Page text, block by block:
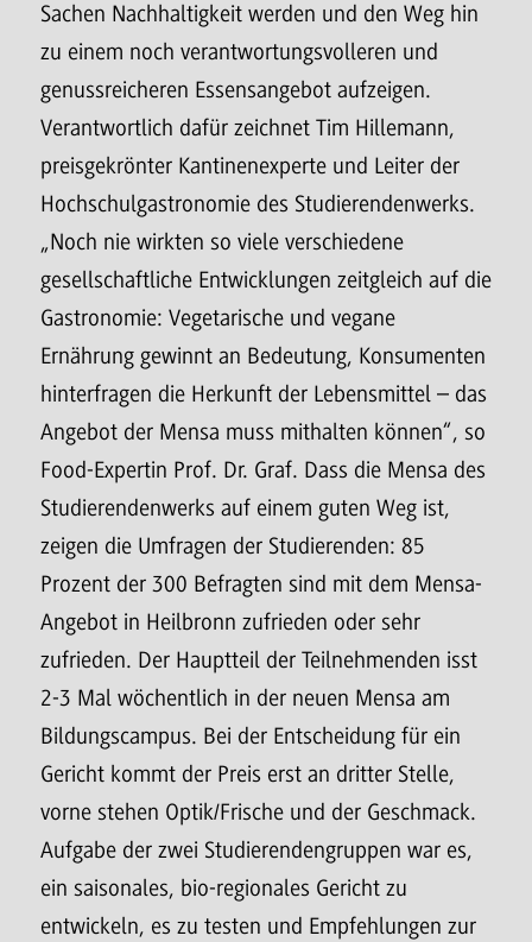
Sachen Nachhaltigkeit werden und den Weg hin
zu einem noch verantwortungsvolleren und
genussreicheren Essensangebot aufzeigen.
Verantwortlich dafür zeichnet Tim Hillemann,
preisgekrönter Kantinenexperte und Leiter der
Hochschulgastronomie des Studierendenwerks.
„Noch nie wirkten so viele verschiedene
gesellschaftliche Entwicklungen zeitgleich auf die
Gastronomie: Vegetarische und vegane
Ernährung gewinnt an Bedeutung, Konsumenten
hinterfragen die Herkunft der Lebensmittel – das
Angebot der Mensa muss mithalten können“, so
Food-Expertin Prof. Dr. Graf. Dass die Mensa des
Studierendenwerks auf einem guten Weg ist,
zeigen die Umfragen der Studierenden: 85
Prozent der 300 Befragten sind mit dem Mensa-
Angebot in Heilbronn zufrieden oder sehr
zufrieden. Der Hauptteil der Teilnehmenden isst
2-3 Mal wöchentlich in der neuen Mensa am
Bildungscampus. Bei der Entscheidung für ein
Gericht kommt der Preis erst an dritter Stelle,
vorne stehen Optik/Frische und der Geschmack.
Aufgabe der zwei Studierendengruppen war es,
ein saisonales, bio-regionales Gericht zu
entwickeln, es zu testen und Empfehlungen zur